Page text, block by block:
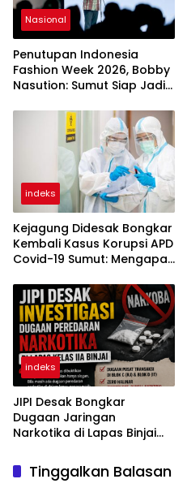
Nasional
Penutupan Indonesia
Fashion Week 2026, Bobby
Nasution: Sumut Siap Jadi
Lewat Wastra
indeks
Kejagung Didesak Bongkar
Kembali Kasus Korupsi APD
Covid-19 Sumut: Mengapa
Kini Tak Tersentuh?
indeks
JIPI Desak Bongkar
Dugaan Jaringan
Narkotika di Lapas Binjai
Warga Binaan
Tinggalkan Balasan